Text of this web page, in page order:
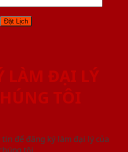
LÀM ĐẠI LÝ
TÔI
để đăng ký làm đại lý của